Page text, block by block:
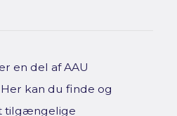
en del af AAU
kan du finde og
tilgængelige